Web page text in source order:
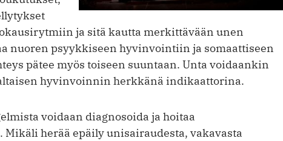
ja sitä kautta merkittävään unen
nuoren psyykkiseen hyvinvointiin ja somaattiseen
pätee myös toiseen suuntaan. Unta voidaankin
hyvinvoinnin herkkänä indikaattorina.
voidaan diagnosoida ja hoitaa
herää epäily unisairaudesta, vakavasta